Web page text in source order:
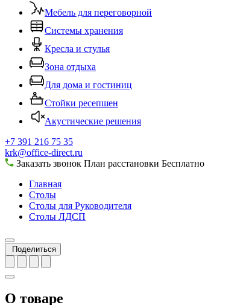
Мебель для переговорной
Системы хранения
Кресла и стулья
Зона отдыха
Для дома и гостиниц
Стойки ресепшен
Акустические решения
+7 391 216 75 35
krk@office-direct.ru
Заказать звонок План расстановки Бесплатно
Главная
Столы
Столы для Руководителя
Столы ЛДСП
Поделиться
О товаре